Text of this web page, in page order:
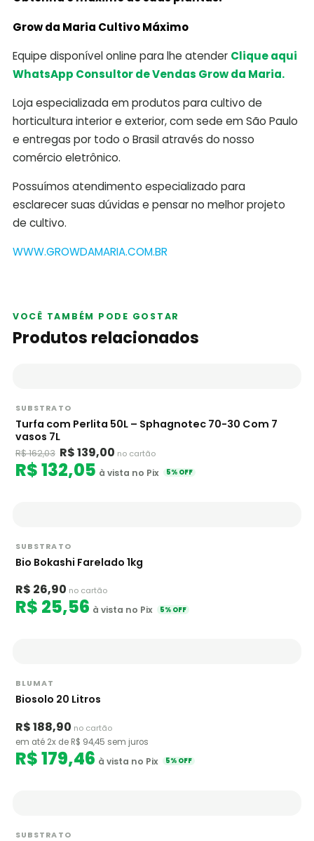
Grow da Maria Cultivo Máximo
Equipe disponível online para lhe atender Clique aqui
WhatsApp Consultor de Vendas Grow da Maria.
Loja especializada em produtos para cultivo de
horticultura interior e exterior, com sede em São Paulo
e entregas por todo o Brasil através do nosso
comércio eletrônico.
Possuímos atendimento especializado para
esclarecer suas dúvidas e pensar no melhor projeto
de cultivo.
WWW.GROWDAMARIA.COM.BR
VOCÊ TAMBÉM PODE GOSTAR
Produtos relacionados
SUBSTRATO
Turfa com Perlita 50L – Sphagnotec 70-30 Com 7
vasos 7L
R$ 162,03 R$ 139,00 no cartão
R$ 132,05 à vista no Pix 5% OFF
SUBSTRATO
Bio Bokashi Farelado 1kg
R$ 26,90 no cartão
R$ 25,56 à vista no Pix 5% OFF
BLUMAT
Biosolo 20 Litros
R$ 188,90 no cartão
em até 2x de R$ 94,45 sem juros
R$ 179,46 à vista no Pix 5% OFF
SUBSTRATO